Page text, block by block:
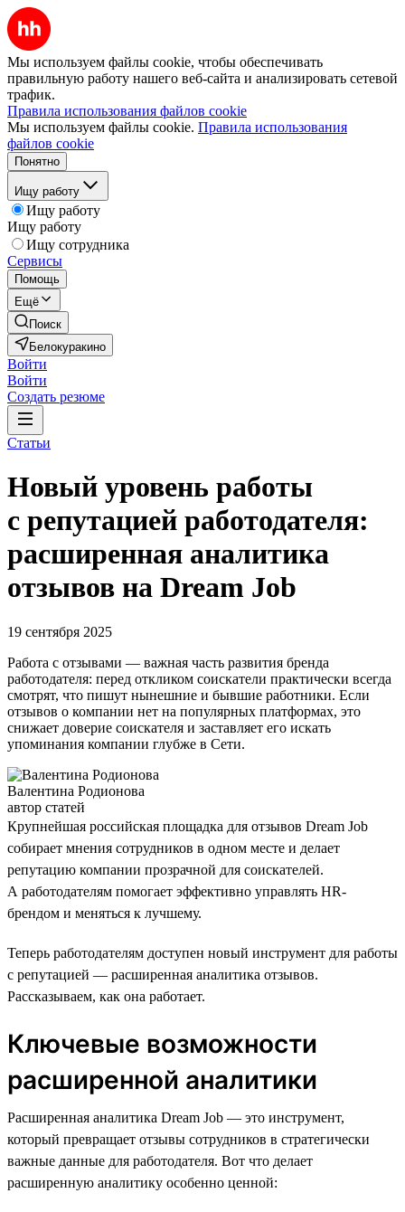
Мы используем файлы cookie, чтобы обеспечивать
правильную работу нашего веб-сайта и анализировать сетевой
трафик.
Правила использования файлов cookie
Мы используем файлы cookie. Правила использования
файлов cookie
Понятно
Ищу работу
Ищу работу
Ищу работу
Ищу сотрудника
Сервисы
Помощь
Ещё
Поиск
Белокуракино
Войти
Войти
Создать резюме
Статьи
Новый уровень работы
с репутацией работодателя:
расширенная аналитика
отзывов на Dream Job
19 сентября 2025
Работа с отзывами — важная часть развития бренда
работодателя: перед откликом соискатели практически всегда
смотрят, что пишут нынешние и бывшие работники. Если
отзывов о компании нет на популярных платформах, это
снижает доверие соискателя и заставляет его искать
упоминания компании глубже в Cети.
Валентина Родионова
автор статей
Крупнейшая российская площадка для отзывов Dream Job
собирает мнения сотрудников в одном месте и делает
репутацию компании прозрачной для соискателей.
А работодателям помогает эффективно управлять HR-
брендом и меняться к лучшему.
Теперь работодателям доступен новый инструмент для работы
с репутацией — расширенная аналитика отзывов.
Рассказываем, как она работает.
Ключевые возможности
расширенной аналитики
Расширенная аналитика Dream Job — это инструмент,
который превращает отзывы сотрудников в стратегически
важные данные для работодателя. Вот что делает
расширенную аналитику особенно ценной: